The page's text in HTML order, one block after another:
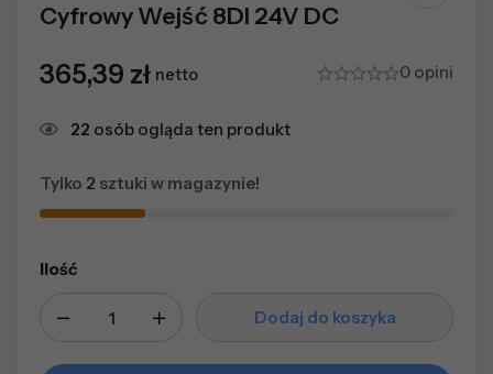
Cyfrowy Wejść 8DI 24V DC
365,39 zł netto 0 opini
22 osób ogląda ten produkt
Tylko 2 sztuki w magazynie!
Ilość
Dodaj do koszyka